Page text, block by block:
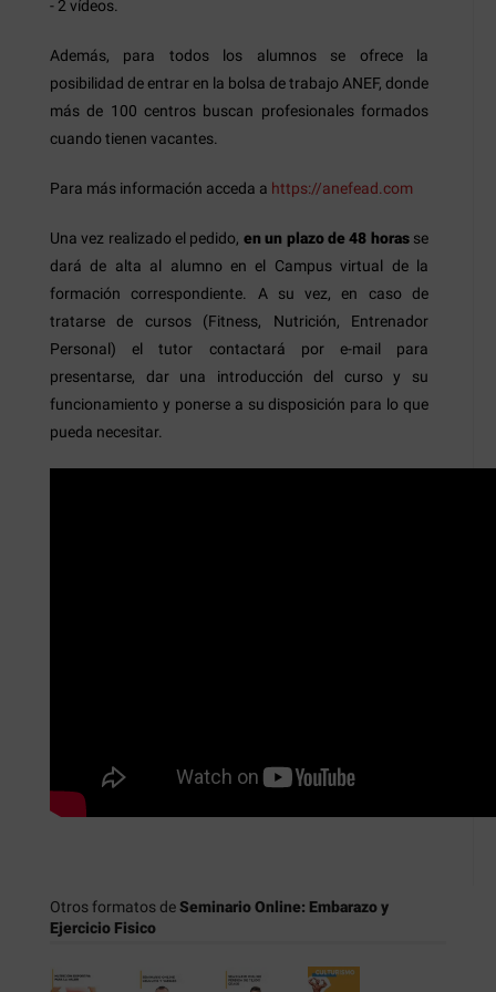
- 2 vídeos.
Además, para todos los alumnos se ofrece la
posibilidad de entrar en la bolsa de trabajo ANEF, donde
más de 100 centros buscan profesionales formados
cuando tienen vacantes.
Para más información acceda a https://anefead.com
Una vez realizado el pedido, en un plazo de 48 horas se
dará de alta al alumno en el Campus virtual de la
formación correspondiente. A su vez, en caso de
tratarse de cursos (Fitness, Nutrición, Entrenador
Personal) el tutor contactará por e-mail para
presentarse, dar una introducción del curso y su
funcionamiento y ponerse a su disposición para lo que
pueda necesitar.
Otros formatos deSeminario Online: Embarazo y
Ejercicio Fisico